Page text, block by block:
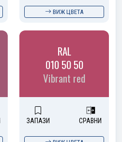
ВИЖ ЦВЕТА
RAL
010 50 50
Vibrant red
ЗАПАЗИ СРАВНИ